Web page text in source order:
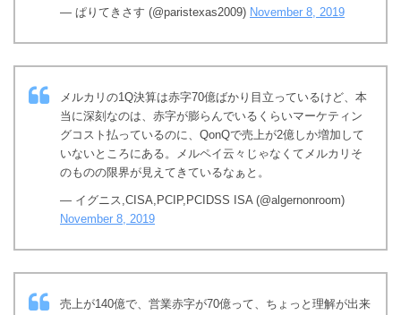
— ぱりてきさす (@paristexas2009) November 8, 2019
メルカリの1Q決算は赤字70億ばかり目立っているけど、本
当に深刻なのは、赤字が膨らんでいるくらいマーケティン
グコスト払っているのに、QonQで売上が2億しか増加して
いないところにある。メルペイ云々じゃなくてメルカリそ
のものの限界が見えてきているなぁと。
— イグニス,CISA,PCIP,PCIDSS ISA (@algernonroom)
November 8, 2019
売上が140億で、営業赤字が70億って、ちょっと理解が出来